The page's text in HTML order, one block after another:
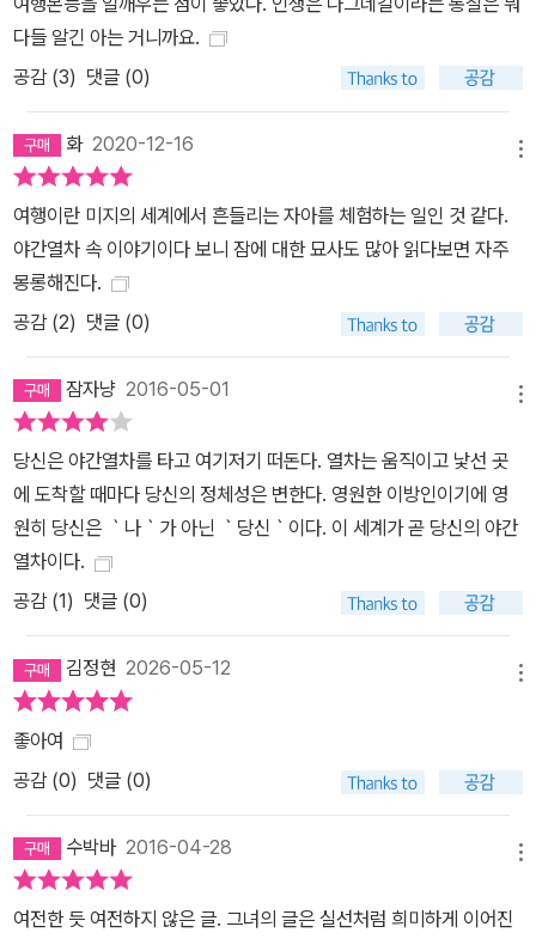
목을 받고 있다. 1987년 첫 책을 출간한 이래 독일에서 레싱 문학상,
샤미소 상, 괴테 메달 등을, 일본에서 아쿠타가와상, 이즈미 교카 상,
다니자키 준이치로 상, 이토 세이 상, 요미우리 문학상, 무라사키 시키
부 상, 노마 분케이 상 등을 받았다. 2000년대 이후 미국, 캐나다, 프
랑스, 독일 등 세계 각국에서 다와다 요코의 작품을 논의하는 국제 심
포지엄도 꾸준히 개최되고 있다.
다들 알긴 아는 거니까요.
공감 (3) 댓글 (0)
화2020-12-16
여행이란 미지의 세계에서 흔들리는 자아를 체험하는 일인 것 같다.
야간열차 속 이야기이다 보니 잠에 대한 묘사도 많아 읽다보면 자주
몽롱해진다.
공감 (2) 댓글 (0)
잠자냥 2016-05-01
당신은 야간열차를 타고 여기저기 떠돈다. 열차는 움직이고 낯선 곳
에 도착할 때마다 당신의 정체성은 변한다. 영원한 이방인이기에 영
원히 당신은 ｀나｀가 아닌 ｀당신｀이다. 이 세계가 곧 당신의 야간
열차이다.
공감 (1) 댓글 (0)
김정현 2026-05-12
좋아여
공감 (0) 댓글 (0)
수박바 2016-04-28
여전한 듯 여전하지 않은 글. 그녀의 글은 실선처럼 희미하게 이어진